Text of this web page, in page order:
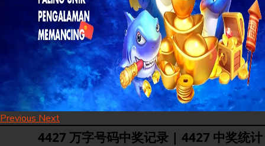
Previous Next
4427 万字号码中奖记录 | 4427 中奖统计